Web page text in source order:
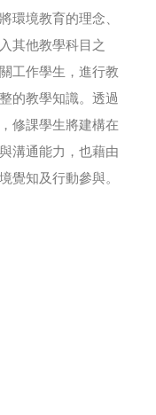
環境教育的理念、
其他教學科目之
工作學生，進行教
的教學知識。透過
修課學生將建構在
溝通能力，也藉由
覺知及行動參與。